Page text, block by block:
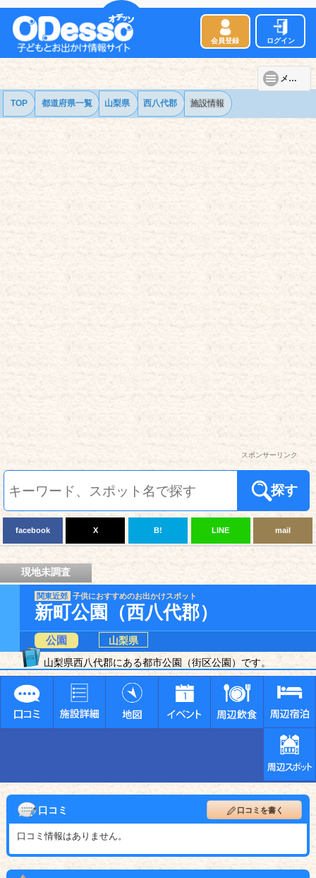
会員登録 ログイン
メニュー
TOP 都道府県一覧 山梨県 西八代郡 施設情報
スポンサーリンク
探す
facebook X B! LINE mail
現地未調査
関東近郊 子供におすすめのお出かけスポット
新町公園（西八代郡）
公園
山梨県
山梨県西八代郡にある都市公園（街区公園）です。
口コミ 口コミを書く
口コミ情報はありません。